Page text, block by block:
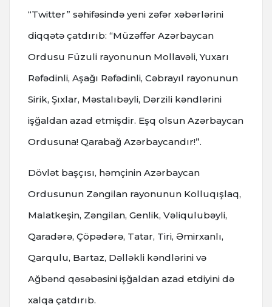
“Twitter” səhifəsində yeni zəfər xəbərlərini
diqqətə çatdırıb: “Müzəffər Azərbaycan
Ordusu Füzuli rayonunun Mollavəli, Yuxarı
Rəfədinli, Aşağı Rəfədinli, Cəbrayıl rayonunun
Sirik, Şıxlar, Məstalıbəyli, Dərzili kəndlərini
işğaldan azad etmişdir. Eşq olsun Azərbaycan
Ordusuna! Qarabağ Azərbaycandır!”.
Dövlət başçısı, həmçinin Azərbaycan
Ordusunun Zəngilan rayonunun Kolluqışlaq,
Malatkeşin, Zəngilan, Genlik, Vəliqulubəyli,
Qaradərə, Çöpədərə, Tatar, Tiri, Əmirxanlı,
Qarqulu, Bartaz, Dəlləkli kəndlərini və
Ağbənd qəsəbəsini işğaldan azad etdiyini də
xalqa çatdırıb.